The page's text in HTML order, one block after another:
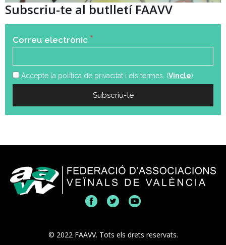
Subscriu-te al butlletí FAAVV
Correu electrònic *
Accepte la política de privacitat i els termes. (Vincle)
© 2022 FAAVV. Tots els drets reservats.